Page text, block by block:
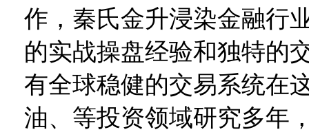
作，秦氏金升浸染金融行
的实战操盘经验和独特的
有全球稳健的交易系统在
油、等投资领域研究多年